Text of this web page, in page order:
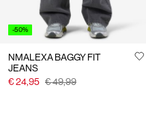
-50%
NMALEXA BAGGY FIT
JEANS
€ 24,95 € 49,99